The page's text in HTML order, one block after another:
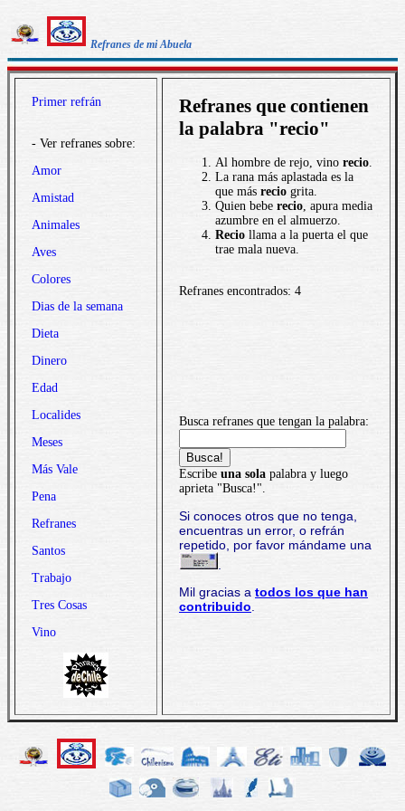
Refranes de mi Abuela
Primer refrán
- Ver refranes sobre:
Amor
Amistad
Animales
Aves
Colores
Dias de la semana
Dieta
Dinero
Edad
Localides
Meses
Más Vale
Pena
Refranes
Santos
Trabajo
Tres Cosas
Vino
Refranes que contienen
la palabra "recio"
Al hombre de rejo, vino recio.
La rana más aplastada es la
que más recio grita.
Quien bebe recio, apura media
azumbre en el almuerzo.
Recio llama a la puerta el que
trae mala nueva.
Refranes encontrados: 4
Busca refranes que tengan la palabra:
Escribe una sola palabra y luego
aprieta "Busca!".
Si conoces otros que no tenga,
encuentras un error, o refrán
repetido, por favor mándame una
.
Mil gracias a todos los que han
contribuido.